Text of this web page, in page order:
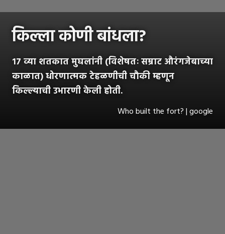
किल्ला कोणी बांधला?
१७ व्या शतकात मुघलांनी (विशेषतः सम्राट औरंगजेबाच्या
काळात) धोरणात्मक टेहळणीची चौकी म्हणून
किल्ल्याची उभारणी केली होती.
Who built the fort? | google